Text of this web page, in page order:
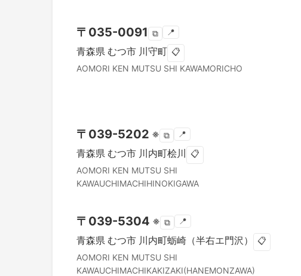
〒 035-0091 ⧉ 📍
青森県 むつ市 川守町 📋
AOMORI KEN MUTSU SHI KAWAMORICHO
〒 039-5202 ※ ⧉ 📍
青森県 むつ市 川内町桧川 📋
AOMORI KEN MUTSU SHI
KAWAUCHIMACHIHINOKIGAWA
〒 039-5304 ※ ⧉ 📍
青森県 むつ市 川内町蛎崎（半右エ門沢） 📋
AOMORI KEN MUTSU SHI
KAWAUCHIMACHIKAKIZAKI(HANEMONZAWA)